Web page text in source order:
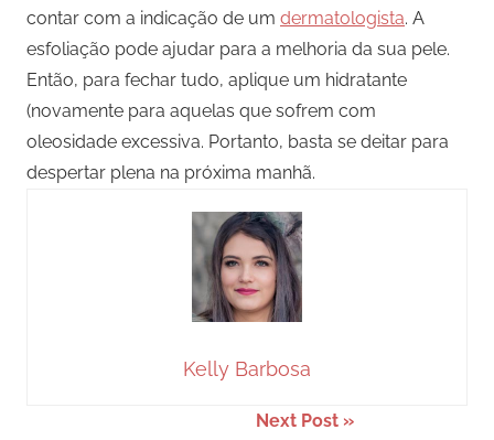
contar com a indicação de um dermatologista. A
esfoliação pode ajudar para a melhoria da sua pele.
Então, para fechar tudo, aplique um hidratante
(novamente para aquelas que sofrem com
oleosidade excessiva. Portanto, basta se deitar para
despertar plena na próxima manhã.
Kelly Barbosa
Next Post